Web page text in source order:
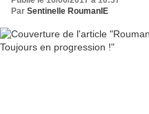
Par Sentinelle RoumanIE